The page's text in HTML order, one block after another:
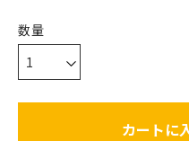
カートに